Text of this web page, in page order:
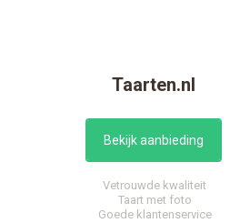
Taarten.nl
Bekijk aanbieding
Vetrouwde kwaliteit
Taart met foto
Goede klantenservice